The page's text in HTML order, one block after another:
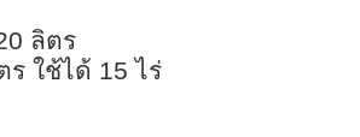
ลิตร
ใช้ได้ 15 ไร่